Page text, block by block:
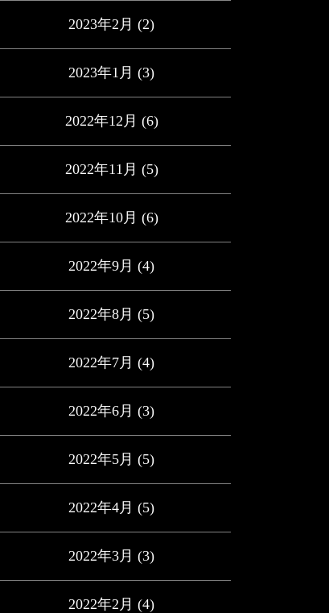
2023年2月 (2)
2023年1月 (3)
2022年12月 (6)
2022年11月 (5)
2022年10月 (6)
2022年9月 (4)
2022年8月 (5)
2022年7月 (4)
2022年6月 (3)
2022年5月 (5)
2022年4月 (5)
2022年3月 (3)
2022年2月 (4)